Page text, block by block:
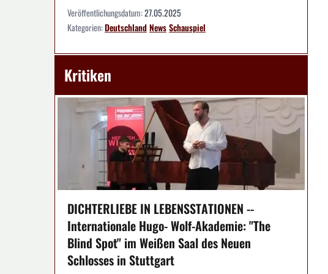
Veröffentlichungsdatum:27.05.2025
Kategorien:DeutschlandNewsSchauspiel
Kritiken
DICHTERLIEBE IN LEBENSSTATIONEN --
Internationale Hugo- Wolf-Akademie: "The
Blind Spot" im Weißen Saal des Neuen
Schlosses in Stuttgart